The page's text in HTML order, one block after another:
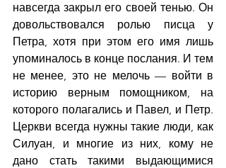
навсегда закрыл его своей тенью. Он
довольствовался ролью писца у
Петра, хотя при этом его имя лишь
упоминалось в конце послания. И тем
не менее, это не мелочь — войти в
историю верным помощником, на
которого полагались и Павел, и Петр.
Церкви всегда нужны такие люди, как
Силуан, и многие из них, кому не
дано стать такими выдающимися